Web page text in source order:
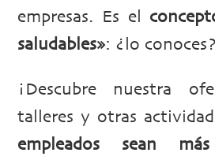
empresas. Es el
saludables»: ¿lo conoces?
¡Descubre nuestra
talleres y otras
empleados sean